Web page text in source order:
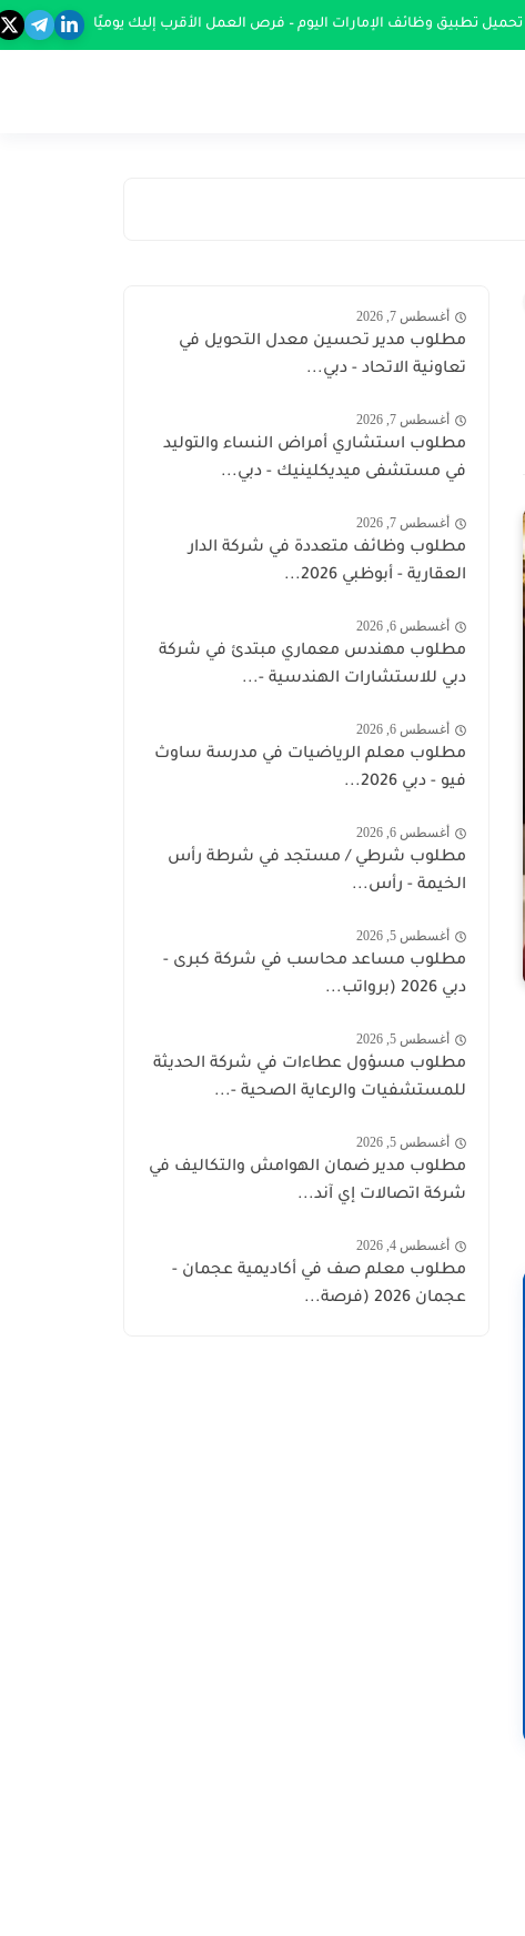
تحميل تطبيق وظائف الإمارات اليوم – فرص العمل الأقرب إليك يوميًا
أغسطس 7, 2026
مطلوب مدير تحسين معدل التحويل في
تعاونية الاتحاد - دبي...
أغسطس 7, 2026
مطلوب استشاري أمراض النساء والتوليد
في مستشفى ميديكلينيك - دبي...
أغسطس 7, 2026
مطلوب وظائف متعددة في شركة الدار
العقارية - أبوظبي 2026...
أغسطس 6, 2026
مطلوب مهندس معماري مبتدئ في شركة
دبي للاستشارات الهندسية -...
أغسطس 6, 2026
مطلوب معلم الرياضيات في مدرسة ساوث
فيو - دبي 2026...
أغسطس 6, 2026
مطلوب شرطي / مستجد في شرطة رأس
الخيمة - رأس...
أغسطس 5, 2026
مطلوب مساعد محاسب في شركة كبرى -
دبي 2026 (برواتب...
أغسطس 5, 2026
مطلوب مسؤول عطاءات في شركة الحديثة
للمستشفيات والرعاية الصحية -...
أغسطس 5, 2026
مطلوب مدير ضمان الهوامش والتكاليف في
شركة اتصالات إي آند...
أغسطس 4, 2026
مطلوب معلم صف في أكاديمية عجمان -
عجمان 2026 (فرصة...